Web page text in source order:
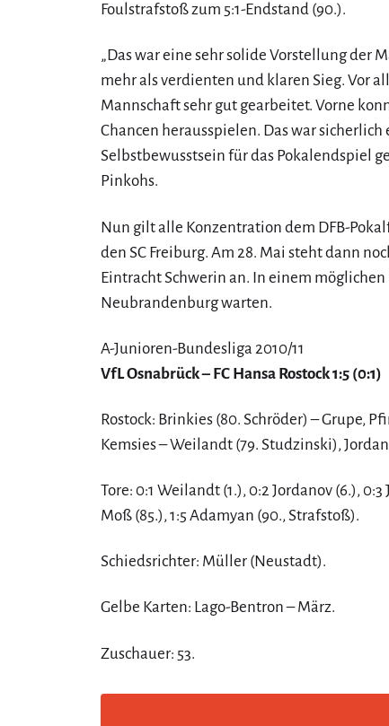
Foulstrafstoß zum 5:1-Endstand (90.).
„Das war eine sehr solide Vorstellung der
mehr als verdienten und klaren Sieg. Vor
Mannschaft sehr gut gearbeitet. Vorne
Chancen herausspielen. Das war sicherlich
Selbstbewusstsein für das Pokalendspiel
Pinkohs.
Nun gilt alle Konzentration dem DFB-
den SC Freiburg. Am 28. Mai steht dann
Eintracht Schwerin an. In einem möglichen
Neubrandenburg warten.
A-Junioren-Bundesliga 2010/11
VfL Osnabrück – FC Hansa Rostock 1:5 (0:1)
Rostock: Brinkies (80. Schröder) – Grupe,
Kemsies – Weilandt (79. Studzinski),
Tore: 0:1 Weilandt (1.), 0:2 Jordanov (6.),
Moß (85.), 1:5 Adamyan (90., Strafstoß).
Schiedsrichter: Müller (Neustadt).
Gelbe Karten: Lago-Bentron – März.
Zuschauer: 53.